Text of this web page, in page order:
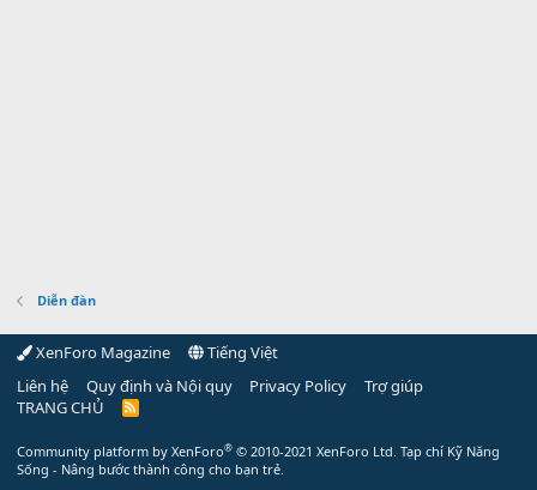
Diễn đàn
XenForo Magazine
Tiếng Việt
Liên hệ
Quy định và Nội quy Privacy Policy
Trợ giúp
TRANG CHỦ
R
Community platform by XenForo® © 2010-2021 XenForo Ltd. Tạp chí Kỹ Năng
Sống - Nâng bước thành công cho bạn trẻ.